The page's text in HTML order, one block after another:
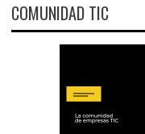
COMUNIDAD TIC